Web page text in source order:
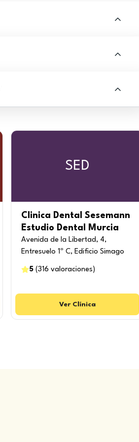
SED
Clinica Dental Sesemann
Estudio Dental Murcia
Avenida de la Libertad, 4,
Entresuelo 1º C, Edificio Simago
5(316 valoraciones )
Ver Clínica